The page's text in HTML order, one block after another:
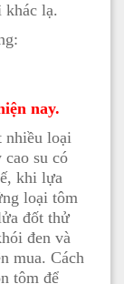
lạ.
nay.
nhiều loại
su có
khi lựa
loại tôm
đốt thử
đen và
mua. Cách
tôm để